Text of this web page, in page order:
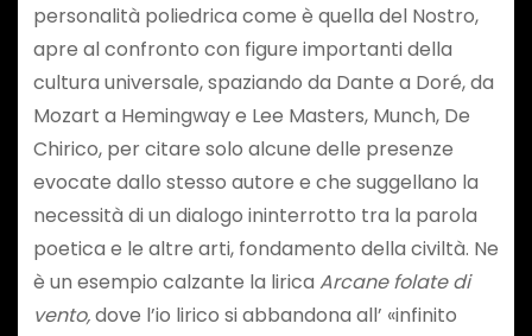
personalità poliedrica come è quella del Nostro,
apre al confronto con figure importanti della
cultura universale, spaziando da Dante a Doré, da
Mozart a Hemingway e Lee Masters, Munch, De
Chirico, per citare solo alcune delle presenze
evocate dallo stesso autore e che suggellano la
necessità di un dialogo ininterrotto tra la parola
poetica e le altre arti, fondamento della civiltà. Ne
è un esempio calzante la lirica Arcane folate di
vento,dove l’io lirico si abbandona all’ «infinito